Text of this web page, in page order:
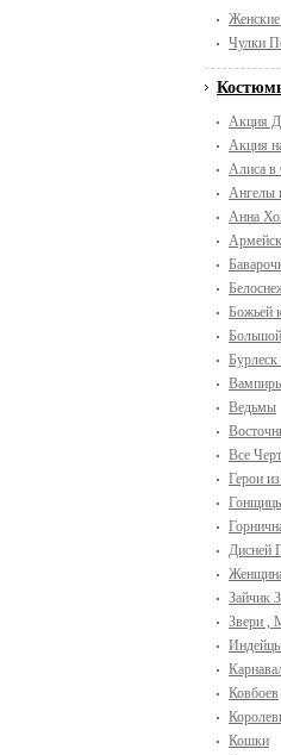
Женские
Чулки
Акция
Акция
Алиса в
Анна
Божьей
Бурлеск
Ведьмы
Все
Герои
Дисней
Зайчик
Звери
Ковбоев
Кошки